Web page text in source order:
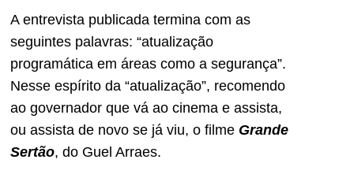
A entrevista publicada termina com as
seguintes palavras: “atualização
programática em áreas como a segurança”.
Nesse espírito da “atualização”, recomendo
ao governador que vá ao cinema e assista,
ou assista de novo se já viu, o filme Grande
Sertão, do Guel Arraes.